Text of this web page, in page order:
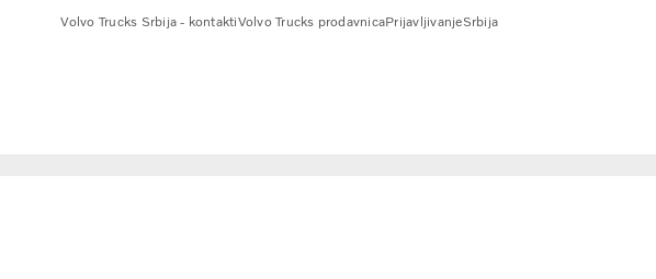
Volvo Trucks Srbija - kontaktiVolvo Trucks prodavnicaPrijavljivanjeSrbija